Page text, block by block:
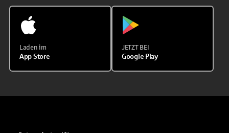
Laden im
App Store
JETZT BEI
Google Play